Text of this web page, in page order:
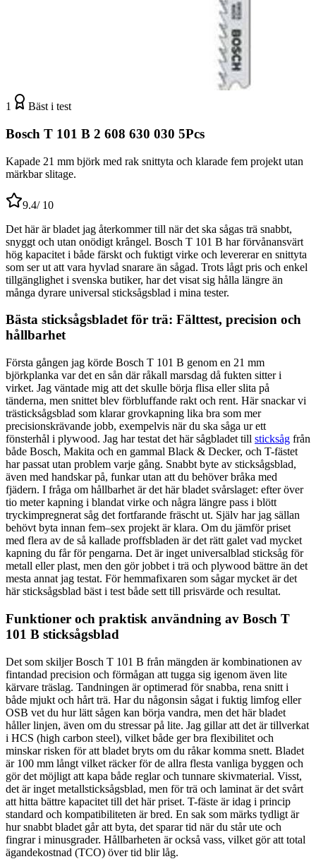
1 Bäst i test
Bosch T 101 B 2 608 630 030 5Pcs
Kapade 21 mm björk med rak snittyta och klarade fem projekt utan
märkbar slitage.
9.4/ 10
Det här är bladet jag återkommer till när det ska sågas trä snabbt,
snyggt och utan onödigt krångel. Bosch T 101 B har förvånansvärt
hög kapacitet i både färskt och fuktigt virke och levererar en snittyta
som ser ut att vara hyvlad snarare än sågad. Trots lågt pris och enkel
tillgänglighet i svenska butiker, har det visat sig hålla längre än
många dyrare universal sticksågsblad i mina tester.
Bästa sticksågsbladet för trä: Fälttest, precision och
hållbarhet
Första gången jag körde Bosch T 101 B genom en 21 mm
björkplanka var det en sån där råkall marsdag då fukten sitter i
virket. Jag väntade mig att det skulle börja flisa eller slita på
tänderna, men snittet blev förbluffande rakt och rent. Här snackar vi
trästicksågsblad som klarar grovkapning lika bra som mer
precisionskrävande jobb, exempelvis när du ska såga ur ett
fönsterhål i plywood. Jag har testat det här sågbladet till sticksåg från
både Bosch, Makita och en gammal Black & Decker, och T-fästet
har passat utan problem varje gång. Snabbt byte av sticksågsblad,
även med handskar på, funkar utan att du behöver bråka med
fjädern. I fråga om hållbarhet är det här bladet svårslaget: efter över
tio meter kapning i blandat virke och några längre pass i blött
tryckimpregnerat såg det fortfarande fräscht ut. Själv har jag sällan
behövt byta innan fem–sex projekt är klara. Om du jämför priset
med flera av de så kallade proffsbladen är det rätt galet vad mycket
kapning du får för pengarna. Det är inget universalblad sticksåg för
metall eller plast, men den gör jobbet i trä och plywood bättre än det
mesta annat jag testat. För hemmafixaren som sågar mycket är det
här sticksågsblad bäst i test både sett till prisvärde och resultat.
Funktioner och praktisk användning av Bosch T
101 B sticksågsblad
Det som skiljer Bosch T 101 B från mängden är kombinationen av
fintandad precision och förmågan att tugga sig igenom även lite
kärvare träslag. Tandningen är optimerad för snabba, rena snitt i
både mjukt och hårt trä. Har du någonsin sågat i fuktig limfog eller
OSB vet du hur lätt sågen kan börja vandra, men det här bladet
håller linjen, även om du stressar på lite. Jag gillar att det är tillverkat
i HCS (high carbon steel), vilket både ger bra flexibilitet och
minskar risken för att bladet bryts om du råkar komma snett. Bladet
är 100 mm långt vilket räcker för de allra flesta vanliga byggen och
gör det möjligt att kapa både reglar och tunnare skivmaterial. Visst,
det är inget metallsticksågsblad, men för trä och laminat är det svårt
att hitta bättre kapacitet till det här priset. T-fäste är idag i princip
standard och kompatibiliteten är bred. En sak som märks tydligt är
hur snabbt bladet går att byta, det sparar tid när du står ute och
fingrar i minusgrader. Hållbarheten är också vass, vilket gör att total
ägandekostnad (TCO) över tid blir låg.